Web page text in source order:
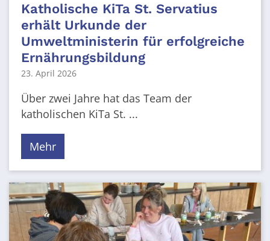
Katholische KiTa St. Servatius
erhält Urkunde der
Umweltministerin für erfolgreiche
Ernährungsbildung
23. April 2026
Über zwei Jahre hat das Team der
katholischen KiTa St. ...
Mehr